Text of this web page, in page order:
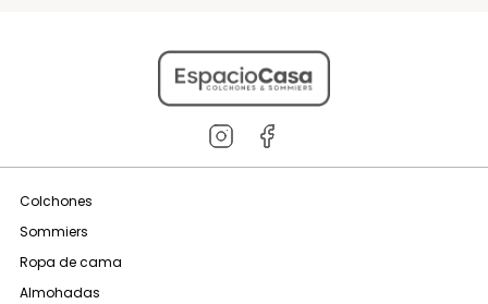
Colchones
Sommiers
Ropa de cama
Almohadas